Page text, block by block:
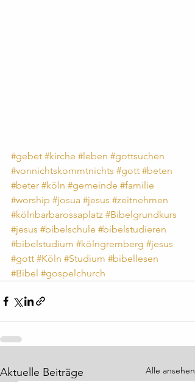
#gebet #kirche #leben #gottsuchen
#vonnichtskommtnichts #gott #beten
#beter #köln #gemeinde #familie
#worship #josua #jesus #zeitnehmen
#kölnbarbarossaplatz #Bibelgrundkurs
#jesus #bibelschule #bibelstudieren
#bibelstudium #kölngremberg #jesus
#gott #Köln #Studium #bibellesen
#Bibel #gospelchurch
Aktuelle Beiträge Alle ansehen